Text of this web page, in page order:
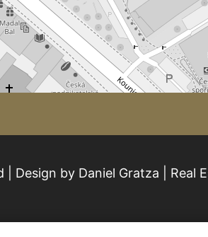
Design by Daniel Gratza | Real